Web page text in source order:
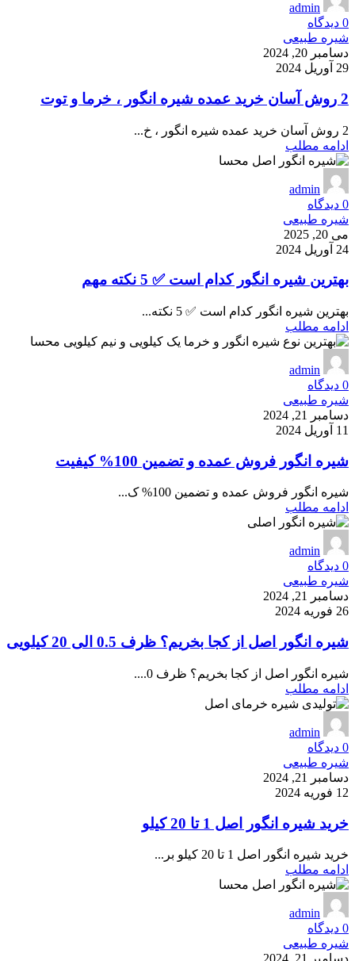
admin
0 دیدگاه
شیره طبیعی
دسامبر 20, 2024
29 آوریل 2024
2 روش آسان خرید عمده شیره انگور ، خرما و توت
2 روش آسان خرید عمده شیره انگور ، خ...
ادامه مطلب
admin
0 دیدگاه
شیره طبیعی
می 20, 2025
24 آوریل 2024
بهترین شیره انگور کدام است ✅ 5 نکته مهم
بهترین شیره انگور کدام است ✅ 5 نکته...
ادامه مطلب
admin
0 دیدگاه
شیره طبیعی
دسامبر 21, 2024
11 آوریل 2024
شیره انگور فروش عمده و تضمین 100% کیفیت
شیره انگور فروش عمده و تضمین 100% ک...
ادامه مطلب
admin
0 دیدگاه
شیره طبیعی
دسامبر 21, 2024
26 فوریه 2024
شیره انگور اصل از کجا بخریم؟ ظرف 0.5 الی 20 کیلویی
شیره انگور اصل از کجا بخریم؟ ظرف 0....
ادامه مطلب
admin
0 دیدگاه
شیره طبیعی
دسامبر 21, 2024
12 فوریه 2024
خرید شیره انگور اصل 1 تا 20 کیلو
خرید شیره انگور اصل 1 تا 20 کیلو بر...
ادامه مطلب
admin
0 دیدگاه
شیره طبیعی